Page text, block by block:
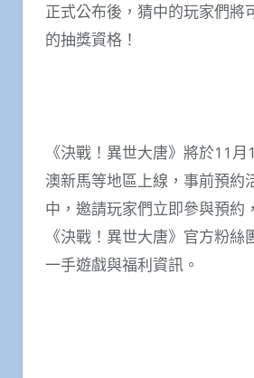
正式公布後，猜中的玩家們將
的抽獎資格！
《決戰！異世大唐》將於11
澳新馬等地區上線，事前預約
中，邀請玩家們立即參與預約
《決戰！異世大唐》官方粉絲
一手遊戲與福利資訊。